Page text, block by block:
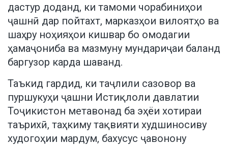
дастур доданд, ки тамоми чорабиниҳои
ҷашнӣ дар пойтахт, марказҳои вилоятҳо ва
шаҳру ноҳияҳои кишвар бо омодагии
ҳамаҷониба ва мазмуну мундариҷаи баланд
баргузор карда шаванд.
Таъкид гардид, ки таҷлили сазовор ва
пуршукуҳи ҷашни Истиқлоли давлатии
Тоҷикистон метавонад ба эҳёи хотираи
таърихӣ, таҳкиму тақвияти худшиносиву
худогоҳии мардум, бахусус ҷавонону